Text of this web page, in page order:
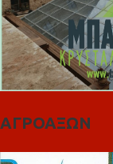
ΑΓΡΟΑΞΩΝ